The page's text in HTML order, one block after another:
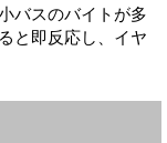
バスのバイトが多
と即反応し、イヤ